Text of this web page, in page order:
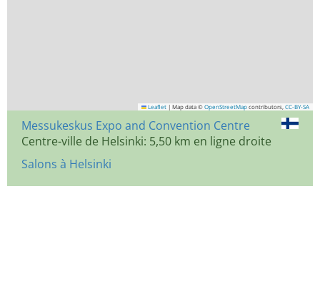
Leaflet | Map data © OpenStreetMap contributors, CC-BY-SA
Messukeskus Expo and Convention Centre
Centre-ville de Helsinki: 5,50 km en ligne droite
Salons à Helsinki